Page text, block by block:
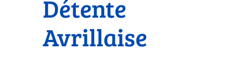
Détente
Avrillaise